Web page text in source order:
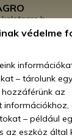
japán
KA-
védelme
– tárolunk egy
az
– például
az eszköz által